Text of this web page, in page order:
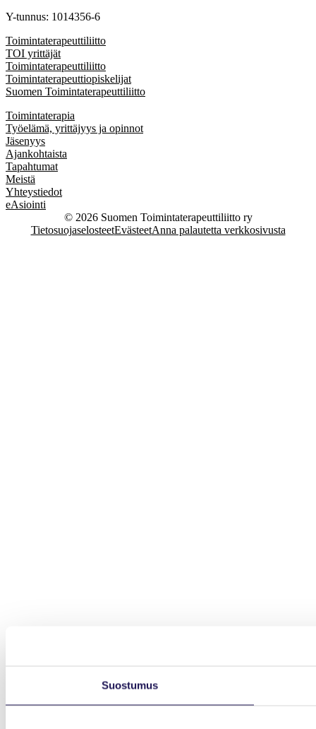
Suostumus
Y-tunnus: 1014356-6
Toimintaterapeuttiliitto
TOI yrittäjät
Toimintaterapeuttiliitto
Toimintaterapeuttiopiskelijat
Suomen Toimintaterapeuttiliitto
Toimintaterapia
Työelämä, yrittäjyys ja opinnot
Jäsenyys
Ajankohtaista
Tapahtumat
Meistä
Yhteystiedot
eAsiointi
© 2026 Suomen Toimintaterapeuttiliitto ry
TietosuojaselosteetEvästeetAnna palautetta verkkosivusta